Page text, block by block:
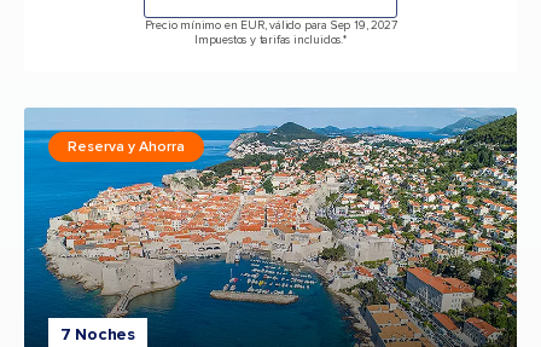
Precio mínimo en EUR, válido para Sep 19, 2027
Impuestos y tarifas incluidos.*
7 Noches
Reserva y Ahorra